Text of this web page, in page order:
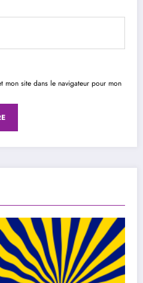
mon site dans le navigateur pour mon